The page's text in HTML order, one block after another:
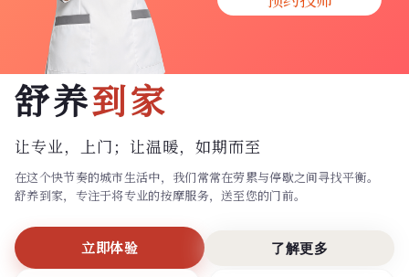
商家入驻
代理入驻
预约技师
舒养到家
让专业，上门； 让温暖，如期而至
在这个快节奏的城市生活中，我们常常在劳累与停歇之间寻找平衡。
舒养到家，专注于将专业的按摩服务，送至您的门前。
立即体验 了解更多